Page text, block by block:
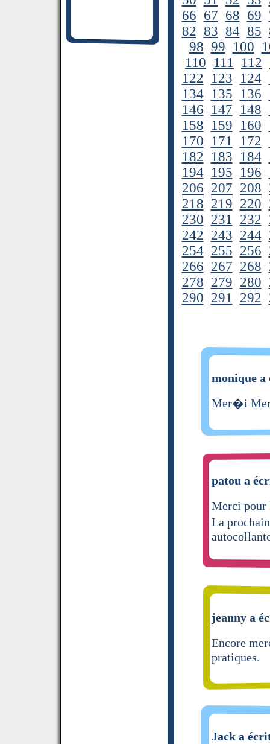
66 67 68 69
82 83 84 85
98 99 100
110 111 112
122 123 124
134 135 136
146 147 148
158 159 160
170 171 172
182 183 184
194 195 196
206 207 208
218 219 220
230 231 232
242 243 244
254 255 256
266 267 268
278 279 280
290 291 292
monique
Mer�i
patou a
Merci
La
jeanny a
Encore
pratiques.
Jack a